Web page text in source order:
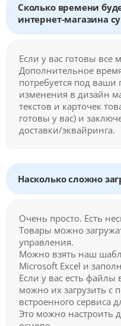
Сколько времени
интернет-магазина
Если у вас готовы все
Дополнительное
потребуется под
изменения в дизайн
текстов и карточек
готовы у вас) и
доставки/эквайринга.
Насколько сложно
Очень просто. Есть
Товары можно
управления.
Можно взять наш
Microsoft Excel и
Если у вас есть файлы
можно их загрузить
встроенного сервиса
Это можно настроить